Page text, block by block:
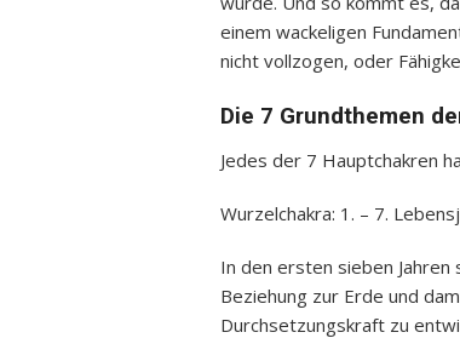
einem wackeligen
nicht vollzogen, oder
Die 7 Grundthemen
Jedes der 7 Hauptchakren
Wurzelchakra: 1. – 7.
In den ersten sieben
Beziehung zur Erde und
Durchsetzungskraft zu